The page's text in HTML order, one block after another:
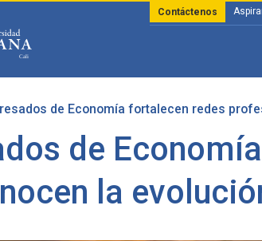
Contáctenos
de Economía fortalecen redes
de
la